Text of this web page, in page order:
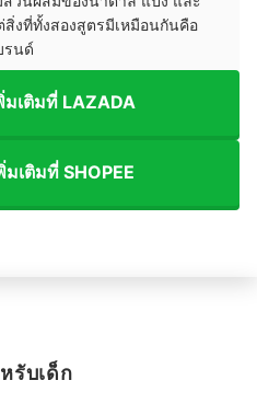
งที่ทั้งสองสูตรมีเหมือนกันคือ
รนด์
มเติมที่ LAZADA
มเติมที่ SHOPEE
รับเด็ก